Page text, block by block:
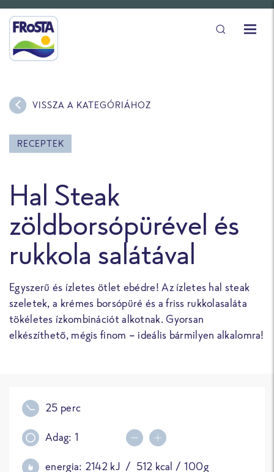
RECEPTEK
Hal Steak
zöldborsópürével és
rukkola salátával
Egyszerű és ízletes ötlet ebédre! Az ízletes hal steak
szeletek, a krémes borsópüré és a friss rukkolasaláta
tökéletes ízkombinációt alkotnak. Gyorsan
elkészíthető, mégis finom – ideális bármilyen alkalomra!
VISSZA A KATEGÓRIÁHOZ
25 perc
Adag: 1
energia: 2142kJ / 512 kcal / 100g